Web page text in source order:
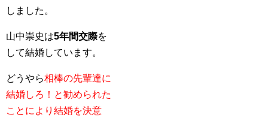
しました。
山中崇史は5年間交際を
して結婚しています。
どうやら相棒の先輩達に
結婚しろ！と勧められた
ことにより結婚を決意